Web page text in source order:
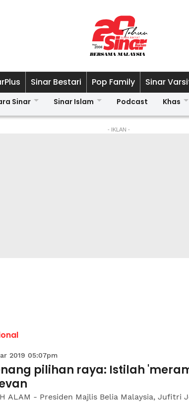
Sinar Bestari Pop Family Sinar
Sinar Sinar Islam Podcast Khas
- IKLAN -
2019 05:07pm
pilihan raya: Istilah
ALAM - Presiden Majlis Belia Malaysia, Jufitri